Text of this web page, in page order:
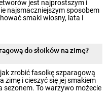
jest najprostszym i
najsmaczniejszym sposobem
smaki wiosny, lata i
cieszyć nimi oko w sezonie
atmosferę cieplejszych
słoików ze
pozwolą zachować świeżość
do słoików na zimę?
zrobić fasolkę szparagową
zimę i cieszyć się jej smakiem
sezonem. To warzywo możecie